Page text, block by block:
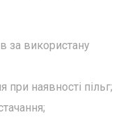
за використану
наявності пільг;